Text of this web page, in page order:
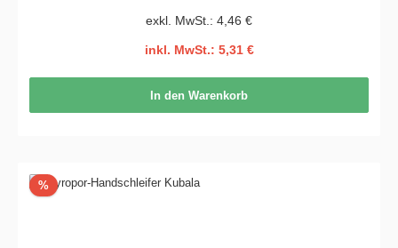
exkl. MwSt.: 4,46 €
inkl. MwSt.: 5,31 €
In den Warenkorb
%Rabatt